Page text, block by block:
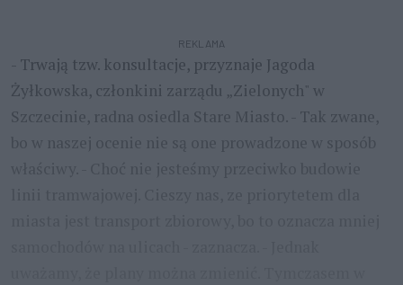
REKLAMA
- Trwają tzw. konsultacje, przyznaje Jagoda
Żyłkowska, członkini zarządu „Zielonych" w
Szczecinie, radna osiedla Stare Miasto. - Tak zwane,
bo w naszej ocenie nie są one prowadzone w sposób